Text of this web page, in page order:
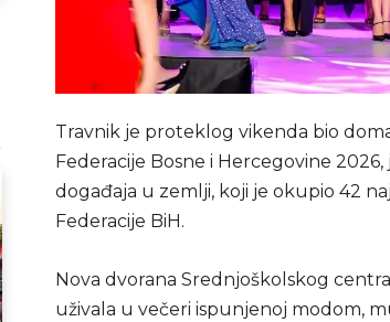
Travnik je proteklog vikenda bio
Federacije Bosne i Hercegovine
događaja u zemlji, koji je okupio 42
Federacije BiH.
Nova dvorana Srednjoškolskog
uživala u večeri ispunjenoj modom,